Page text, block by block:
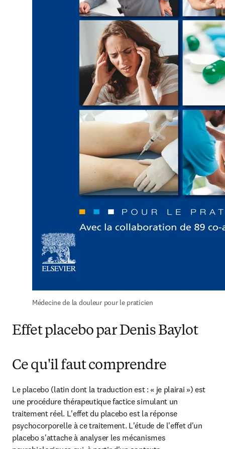
Médecine de la douleur pour le praticien
Effet placebo par Denis Baylot
Ce qu'il faut comprendre
Le placebo (latin dont la traduction est : « je plairai ») est
une procédure thérapeutique factice simulant un
traitement réel. L'effet du placebo est la réponse
psychocorporelle à ce traitement. L'étude de l'effet d'un
placebo s'attache à analyser les mécanismes